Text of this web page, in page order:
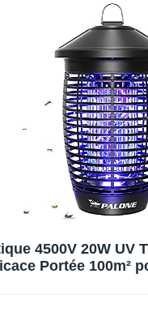
4500V 20W
Portée 100m²